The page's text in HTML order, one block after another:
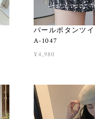
パールボタンツ
A-1047
¥4,980